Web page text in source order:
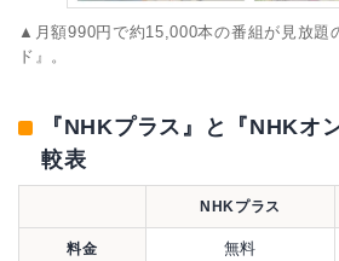
▲月額990円で約15,000本の番組が見放題
ド』。
『NHKプラス』と『NHKオ
較表
NHKプラス
料金 無料